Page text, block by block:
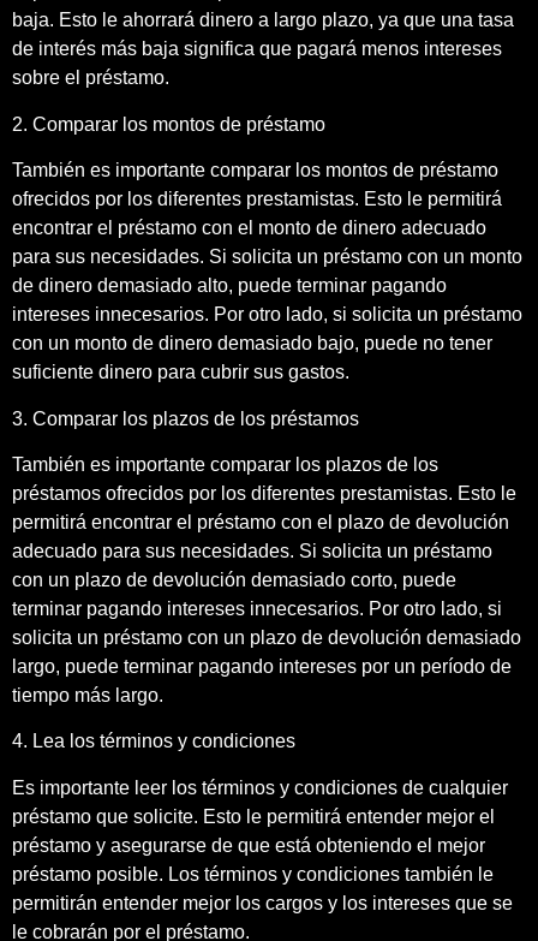
baja. Esto le ahorrará dinero a largo plazo, ya que una tasa
de interés más baja significa que pagará menos intereses
sobre el préstamo.
2. Comparar los montos de préstamo
También es importante comparar los montos de préstamo
ofrecidos por los diferentes prestamistas. Esto le permitirá
encontrar el préstamo con el monto de dinero adecuado
para sus necesidades. Si solicita un préstamo con un monto
de dinero demasiado alto, puede terminar pagando
intereses innecesarios. Por otro lado, si solicita un préstamo
con un monto de dinero demasiado bajo, puede no tener
suficiente dinero para cubrir sus gastos.
3. Comparar los plazos de los préstamos
También es importante comparar los plazos de los
préstamos ofrecidos por los diferentes prestamistas. Esto le
permitirá encontrar el préstamo con el plazo de devolución
adecuado para sus necesidades. Si solicita un préstamo
con un plazo de devolución demasiado corto, puede
terminar pagando intereses innecesarios. Por otro lado, si
solicita un préstamo con un plazo de devolución demasiado
largo, puede terminar pagando intereses por un período de
tiempo más largo.
4. Lea los términos y condiciones
Es importante leer los términos y condiciones de cualquier
préstamo que solicite. Esto le permitirá entender mejor el
préstamo y asegurarse de que está obteniendo el mejor
préstamo posible. Los términos y condiciones también le
permitirán entender mejor los cargos y los intereses que se
le cobrarán por el préstamo.